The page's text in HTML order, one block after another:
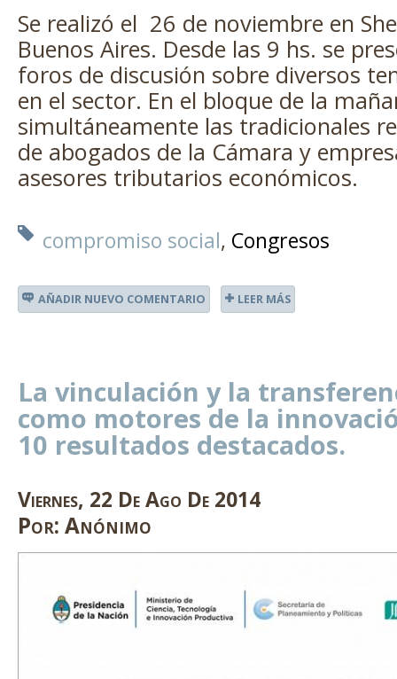
Se realizó el 26 de noviembre en
Buenos Aires. Desde las 9 hs. se
foros de discusión sobre diversos
en el sector. En el bloque de la
simultáneamente las tradicionales
de abogados de la Cámara y
asesores tributarios económicos.
compromiso social Congresos
AÑADIR NUEVO COMENTARIO LEER MÁS
La vinculación y la
como motores de la
10 resultados destacados.
Viernes, 22 DeAgo De 2014
Por: Anónimo